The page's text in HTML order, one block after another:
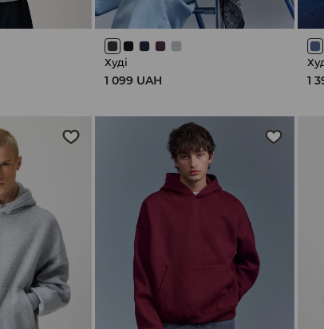
Худі
1 099 UAH 1